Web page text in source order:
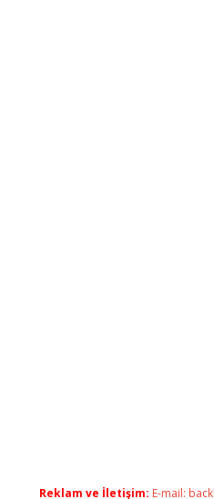
Reklam ve İletişim: E-mail: